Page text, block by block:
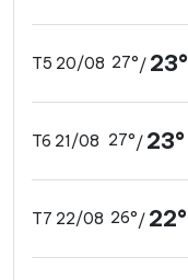
T5 20/08 27°/ 23°
T6 21/08 27°/ 23°
T7 22/08 26°/ 22°